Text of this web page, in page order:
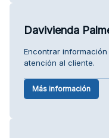
Davivienda
Encontrar información
atención al cliente.
Más información